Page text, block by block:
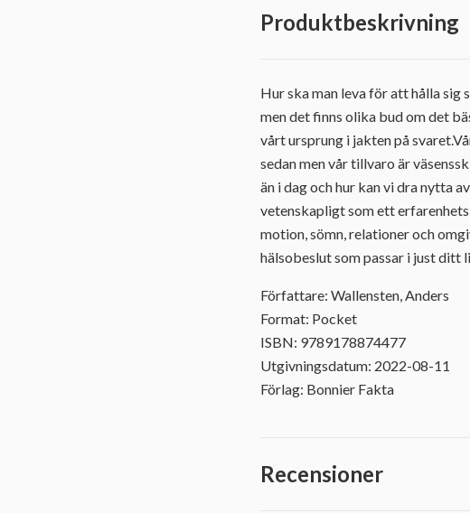
Produktbeskrivning
Hur ska man leva för att hålla sig
men det finns olika bud om det
vårt ursprung i jakten på
sedan men vår tillvaro är
än i dag och hur kan vi dra nytta
vetenskapligt som ett
motion, sömn, relationer och
hälsobeslut som passar i just ditt
Författare: Wallensten, Anders
Format: Pocket
ISBN: 9789178874477
Utgivningsdatum: 2022-08-11
Förlag: Bonnier Fakta
Recensioner